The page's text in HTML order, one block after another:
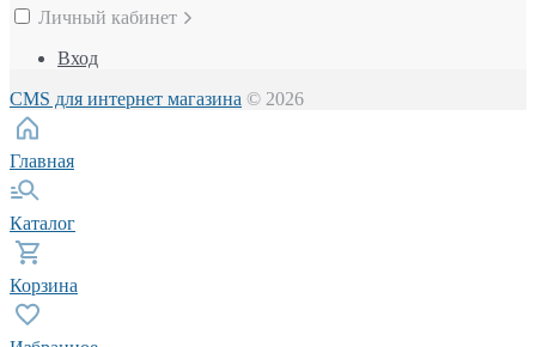
Личный кабинет
Вход
CMS для интернет магазина © 2026
Главная
Каталог
Корзина